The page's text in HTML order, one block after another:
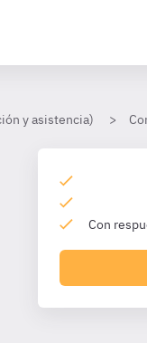
y asistencia)
Con